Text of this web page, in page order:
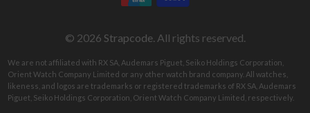
© 2026 Strapcode. All rights reserved.
We are not affiliated with RX SA, Audemars Piguet, Seiko Holdings Corporation,
Orient Watch Company Limited or any other watch brand company. All watches,
likeness, and logos are trademarks or registered trademarks of RX SA, Audemars
Piguet, Seiko Holdings Corporation, Orient Watch Company Limited, respectively.